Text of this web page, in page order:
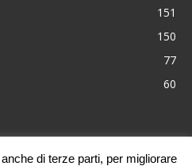
151
150
77
60
Cronaca Economia Eventi
di terze parti, per migliorare